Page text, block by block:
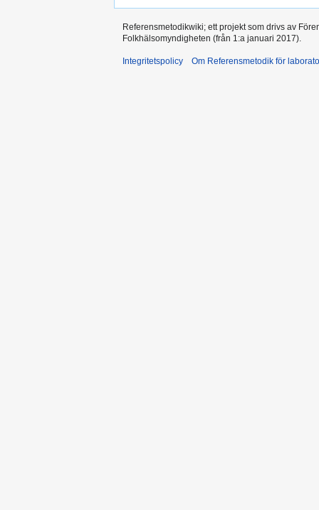
Referensmetodikwiki; ett projekt som drivs av
Folkhälsomyndigheten (från 1:a januari 2017).
Integritetspolicy Om Referensmetodik för